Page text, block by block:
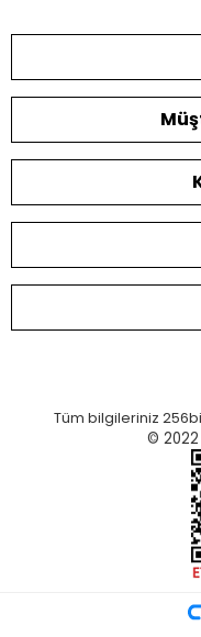
Tüm bilgileriniz
© 2022